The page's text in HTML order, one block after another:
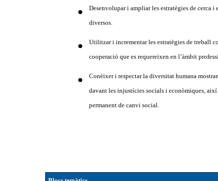
Desenvolupar i ampliar les estratègies de cerca
diversos.
Utilitzar i incrementar les estratègies de treball
cooperació que es requereixen en l’àmbit
Conèixer i respectar la diversitat humana
davant les injustícies socials i econòmiques,
permanent de canvi social.